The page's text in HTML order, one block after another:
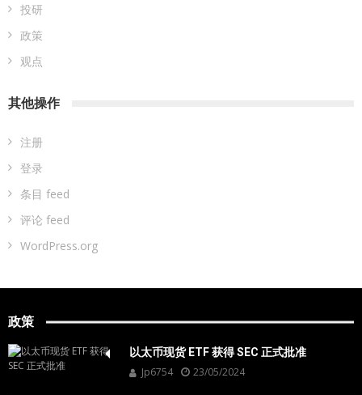
投研
政策
观点
其他操作
注册
登录
条目 feed
评论 feed
WordPress.org
政策
以太币现货 ETF 获得 SEC 正式批准
Jp6754 23/05/2024